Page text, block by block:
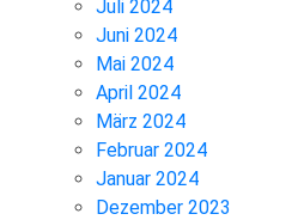
Juli 2024
Juni 2024
Mai 2024
April 2024
März 2024
Februar 2024
Januar 2024
Dezember 2023